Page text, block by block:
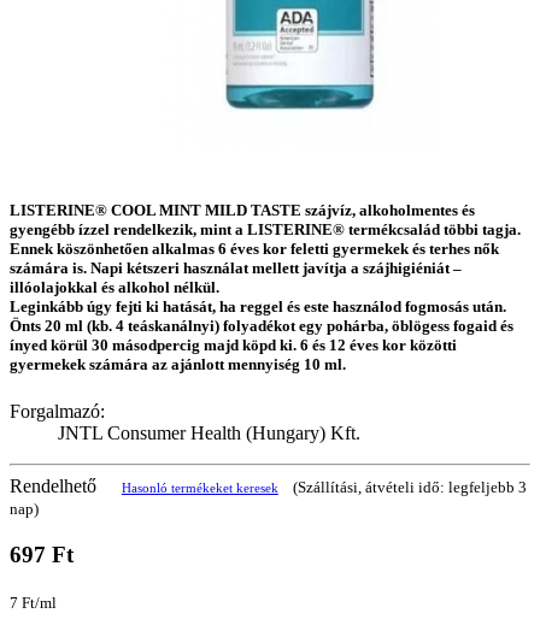
LISTERINE® COOL MINT MILD TASTE szájvíz, alkoholmentes és
gyengébb ízzel rendelkezik, mint a LISTERINE® termékcsalád többi tagja.
Ennek köszönhetően alkalmas 6 éves kor feletti gyermekek és terhes nők
számára is. Napi kétszeri használat mellett javítja a szájhigiéniát –
illóolajokkal és alkohol nélkül.
Leginkább úgy fejti ki hatását, ha reggel és este használod fogmosás után.
Önts 20 ml (kb. 4 teáskanálnyi) folyadékot egy pohárba, öblögess fogaid és
ínyed körül 30 másodpercig majd köpd ki. 6 és 12 éves kor közötti
gyermekek számára az ajánlott mennyiség 10 ml.
Forgalmazó:
JNTL Consumer Health (Hungary) Kft.
Rendelhető Hasonló termékeket keresek
(Szállítási, átvételi idő: legfeljebb 3
nap)
697 Ft
7 Ft/ml